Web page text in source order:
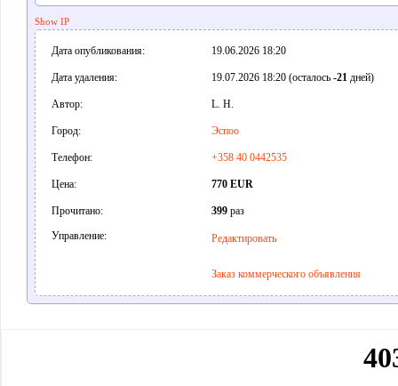
Show IP
Дата опубликования: 19.06.2026 18:20
Дата удаления: 19.07.2026 18:20 (осталось -21дней)
Автор: L. Н.
Город: Эспоо
Телефон: +358 40 0442535
Цена: 770 EUR
Прочитано: 399раз
Управление:
Редактировать
Заказ коммерческого объявления